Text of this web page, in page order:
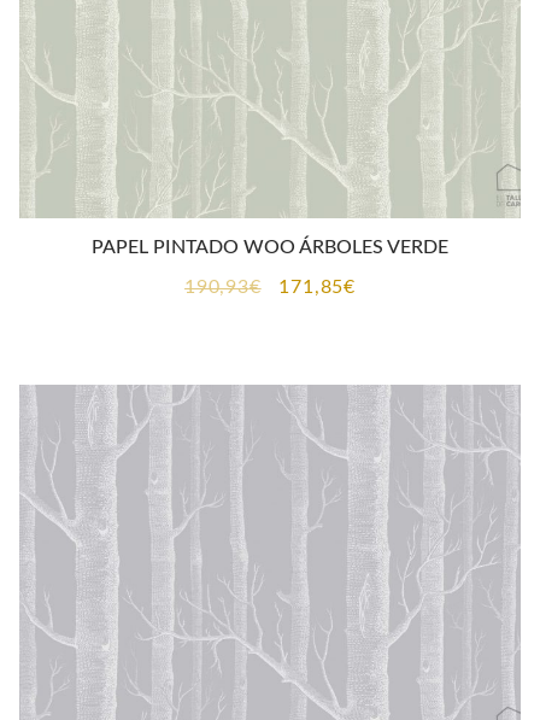
PAPEL PINTADO WOO ÁRBOLES VERDE
190,93€
El
era:
190,93€.
171,85€El
es:
171,85€.